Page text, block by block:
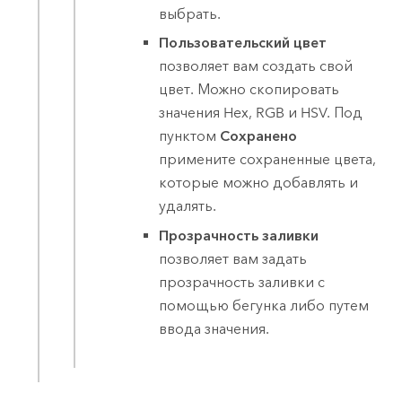
выбрать.
Пользовательский цвет
позволяет вам создать свой
цвет. Можно скопировать
значения Hex, RGB и HSV. Под
пунктом Сохранено
примените сохраненные цвета,
которые можно добавлять и
удалять.
Прозрачность заливки
позволяет вам задать
прозрачность заливки с
помощью бегунка либо путем
ввода значения.